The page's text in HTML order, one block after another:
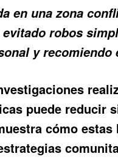
en una zona
robos
y
puede
cómo